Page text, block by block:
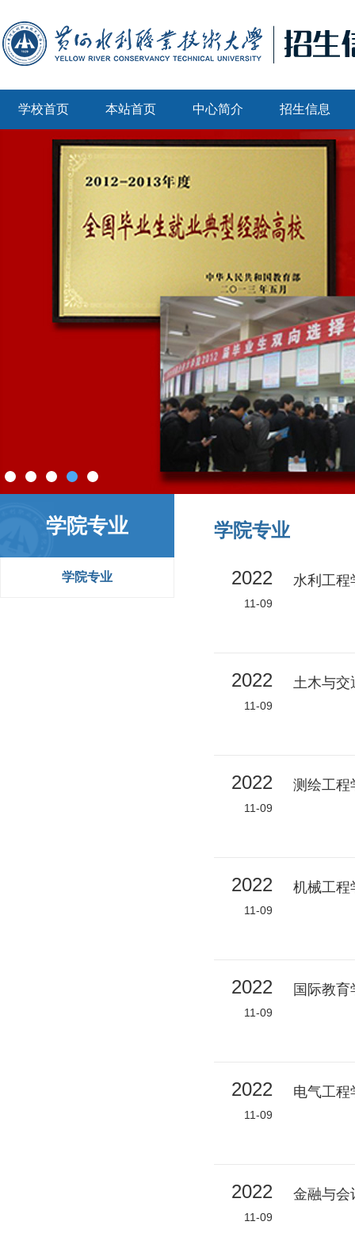
学校首页 本站首页 中心简介 招生信息
学院专业
学院专业
学院专业
2022
11-09
水利工程
2022
11-09
土木与
2022
11-09
测绘工程
2022
11-09
机械工程
2022
11-09
国际教
2022
11-09
电气工程
2022
11-09
金融与会